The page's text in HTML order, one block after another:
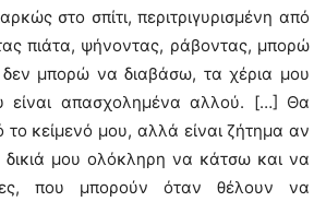
στο σπίτι, περιτριγυρισμένη από
πιάτα, ψήνοντας, ράβοντας, μπορώ
μπορώ να διαβάσω, τα χέρια μου
είναι απασχολημένα αλλού. […] Θα
το κείμενό μου, αλλά είναι ζήτημα αν
μου ολόκληρη να κάτσω και να
που μπορούν όταν θέλουν να